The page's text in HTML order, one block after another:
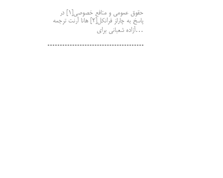
حقوق عمومی و منافع خصوصی[1] در
پاسخ به چارلز فرانکل[2] هانا آرنت ترجمه
آزاده شعبانی برای…